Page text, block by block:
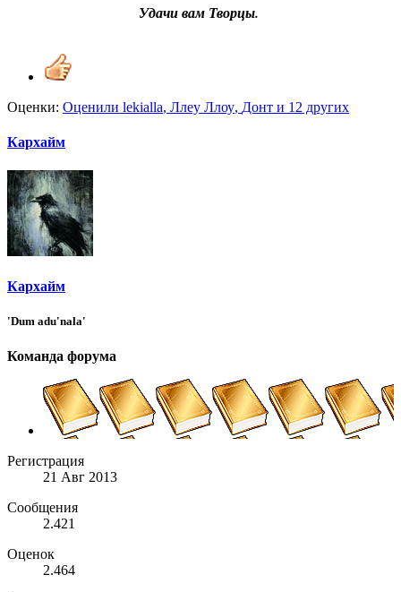
Удачи вам Творцы.
Оценки: Оценили lekialla, Ллеу Ллоу, Донт и 12 других
Кархайм
Кархайм
'Dum adu'nala'
Команда форума
Регистрация
21 Авг 2013
Сообщения
2.421
Оценок
2.464